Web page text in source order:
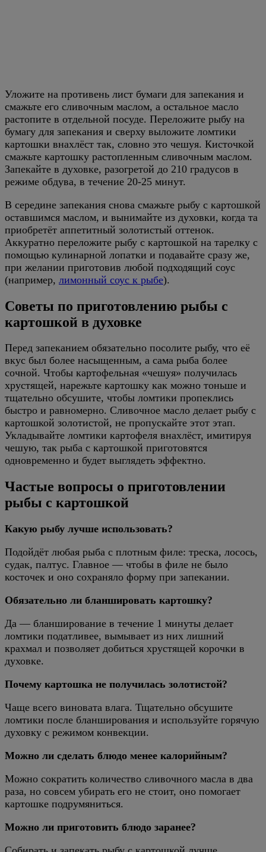
Уложите на противень лист бумаги для запекания и
смажьте его сливочным маслом, а остальное масло
растопите в отдельной посуде. Переложите рыбу на
бумагу для запекания и сверху выложите ломтики
картошки внахлёст так, словно это чешуя. Кисточкой
смажьте картошку растопленным сливочным маслом.
Запекайте в духовке, разогретой до 210 градусов в
режиме обдува, в течение 20-25 минут.
В середине запекания снова смажьте рыбу с картошкой
оставшимся маслом, и вынимайте из духовки, когда та
приобретёт аппетитный золотистый оттенок.
Аккуратно переложите рыбу с картошкой на тарелку с
помощью кулинарной лопатки и подавайте сразу же,
при желании приготовив любой подходящий соус
(например, лимонный соус к рыбе).
Советы по приготовлению рыбы с
картошкой в духовке
Перед запеканием обязательно посолите рыбу, что её
вкус был более насыщенным, а сама рыба более
сочной. Чтобы картофельная «чешуя» получилась
хрустящей, нарежьте картошку как можно тоньше и
тщательно обсушите, чтобы ломтики пропеклись
быстро и равномерно. Сливочное масло делает рыбу с
картошкой золотистой, не пропускайте этот этап.
Укладывайте ломтики картофеля внахлёст, имитируя
чешую, так рыба с картошкой приготовятся
одновременно и будет выглядеть эффектно.
Частые вопросы о приготовлении
рыбы с картошкой
Какую рыбу лучше использовать?
Подойдёт любая рыба с плотным филе: треска, лосось,
судак, палтус. Главное — чтобы в филе не было
косточек и оно сохраняло форму при запекании.
Обязательно ли бланшировать картошку?
Да — бланширование в течение 1 минуты делает
ломтики податливее, вымывает из них лишний
крахмал и позволяет добиться хрустящей корочки в
духовке.
Почему картошка не получилась золотистой?
Чаще всего виновата влага. Тщательно обсушите
ломтики после бланширования и используйте горячую
духовку с режимом конвекции.
Можно ли сделать блюдо менее калорийным?
Можно сократить количество сливочного масла в два
раза, но совсем убирать его не стоит, оно помогает
картошке подрумяниться.
Можно ли приготовить блюдо заранее?